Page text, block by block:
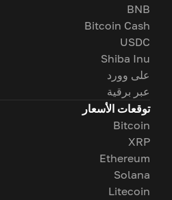
BNB
Bitcoin Cash
USDC
Shiba Inu
على وورد
عبر برقية
توقعات الأسعار
Bitcoin
XRP
Ethereum
Solana
Litecoin